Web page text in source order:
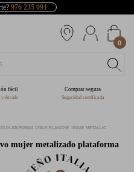
976 235 091
0
fácil
y decide
Comprar segura
Seguridad certificada
PLATAFORMA VOILE BLANCHE JINNIE METALLIC
mujer metalizado plataforma